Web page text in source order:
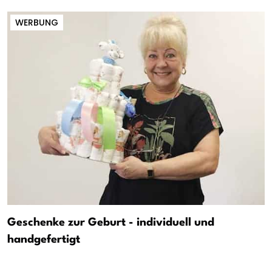
WERBUNG
Geschenke zur Geburt - individuell und
handgefertigt